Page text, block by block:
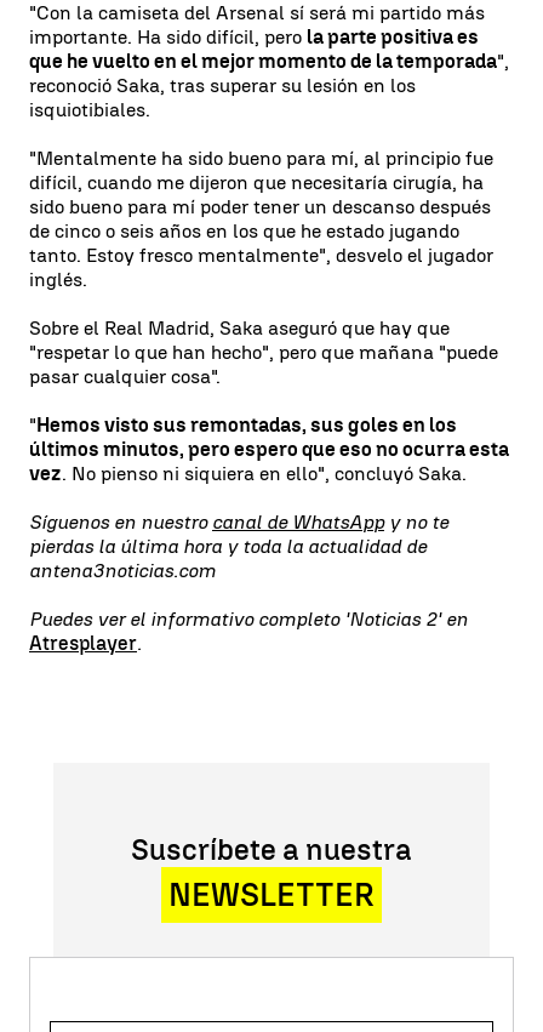
"Con la camiseta del Arsenal sí será mi partido más
importante. Ha sido difícil, pero la parte positiva es
que he vuelto en el mejor momento de la temporada",
reconoció Saka, tras superar su lesión en los
isquiotibiales.
"Mentalmente ha sido bueno para mí, al principio fue
difícil, cuando me dijeron que necesitaría cirugía, ha
sido bueno para mí poder tener un descanso después
de cinco o seis años en los que he estado jugando
tanto. Estoy fresco mentalmente", desvelo el jugador
inglés.
Sobre el Real Madrid, Saka aseguró que hay que
"respetar lo que han hecho", pero que mañana "puede
pasar cualquier cosa".
"Hemos visto sus remontadas, sus goles en los
últimos minutos, pero espero que eso no ocurra esta
vez. No pienso ni siquiera en ello", concluyó Saka.
Síguenos en nuestro canal de WhatsAppy no te
pierdas la última hora y toda la actualidad de
antena3noticias.com
Puedes ver el informativo completo 'Noticias 2' en
Atresplayer.
Suscríbete a nuestra
NEWSLETTER